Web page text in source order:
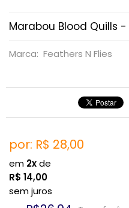
Marabou Blood Quills -
Marca: Feathers N Flies
por: R$ 28,00
em 2xde
R$ 14,00
sem juros